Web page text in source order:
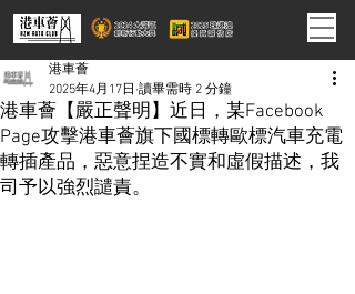
港車薈【嚴正聲明】近日，某Facebook
Page攻擊港車薈旗下國標轉歐標汽車充電
轉插產品，惡意捏造不實和虛假描述，我
司予以強烈譴責。
港車薈
2025年4月17日 讀畢需時 2 分鐘